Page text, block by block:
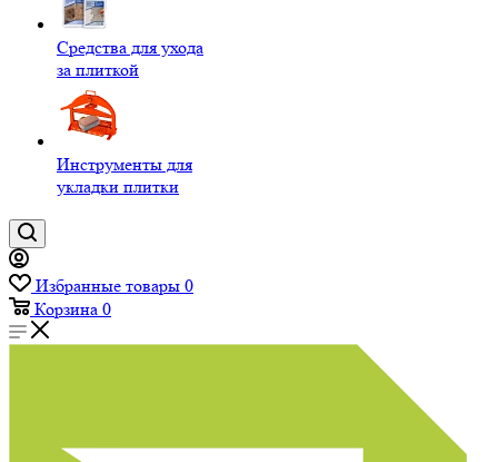
Средства для ухода
за плиткой
Инструменты для
укладки плитки
Избранные товары 0
Корзина 0